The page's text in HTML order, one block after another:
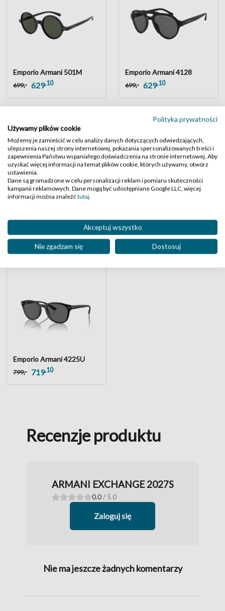
Emporio Armani 501M
699,- 629,10
Emporio Armani 4128
699,- 629,10
699,-
Emporio Armani 4225U
799,- 719,10
Recenzje produktu
ARMANI EXCHANGE 2027S
0.0/ 5.0
Zaloguj się
Nie ma jeszcze żadnych komentarzy
Polityka prywatności
Używamy plików cookie
Możemy je zamieścić w celu analizy danych dotyczących odwiedzających,
ulepszenia naszej strony internetowej, pokazania spersonalizowanych treści i
zapewnienia Państwu wspaniałego doświadczenia na stronie internetowej. Aby
uzyskać więcej informacji na temat plików cookie, których używamy, otwórz
ustawienia.
Dane są gromadzone w celu personalizacji reklam i pomiaru skuteczności
kampanii reklamowych. Dane mogą być udostępniane Google LLC, więcej
informacji można znaleźćtutaj.
Akceptuj wszystko
Nie zgadzam się Dostosuj